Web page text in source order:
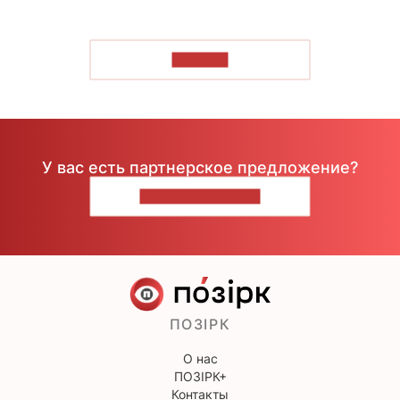
У вас есть партнерское предложение?
ПОЗІРК
О нас
ПОЗІРК+
Контакты